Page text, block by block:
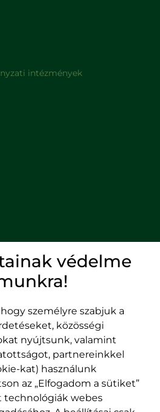
intézmények
szabályzat
program
utca, 41.
400489 Kolozsvár,
Majális utca, 60.
szám
védelme
személyre szabjuk a
közösségi
nyújtsunk, valamint
partnereinkkel
kat) használunk
az „Elfogadom a sütiket”
technológiák webes